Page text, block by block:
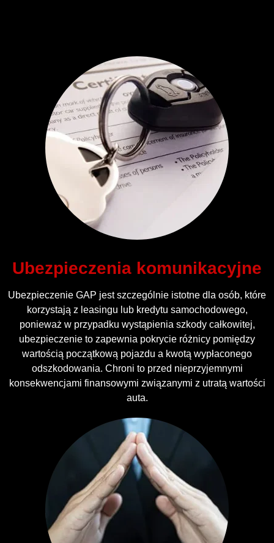
Ubezpieczenia komunikacyjne
Ubezpieczenie GAP jest szczególnie istotne dla osób, które
korzystają z leasingu lub kredytu samochodowego,
ponieważ w przypadku wystąpienia szkody całkowitej,
ubezpieczenie to zapewnia pokrycie różnicy pomiędzy
wartością początkową pojazdu a kwotą wypłaconego
odszkodowania. Chroni to przed nieprzyjemnymi
konsekwencjami finansowymi związanymi z utratą wartości
auta.